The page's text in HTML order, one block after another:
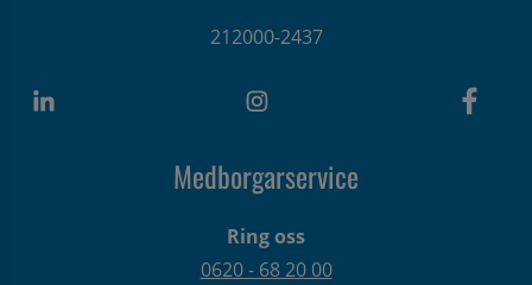
212000-2437
Medborgarservice
Ring oss
0620 - 68 20 00